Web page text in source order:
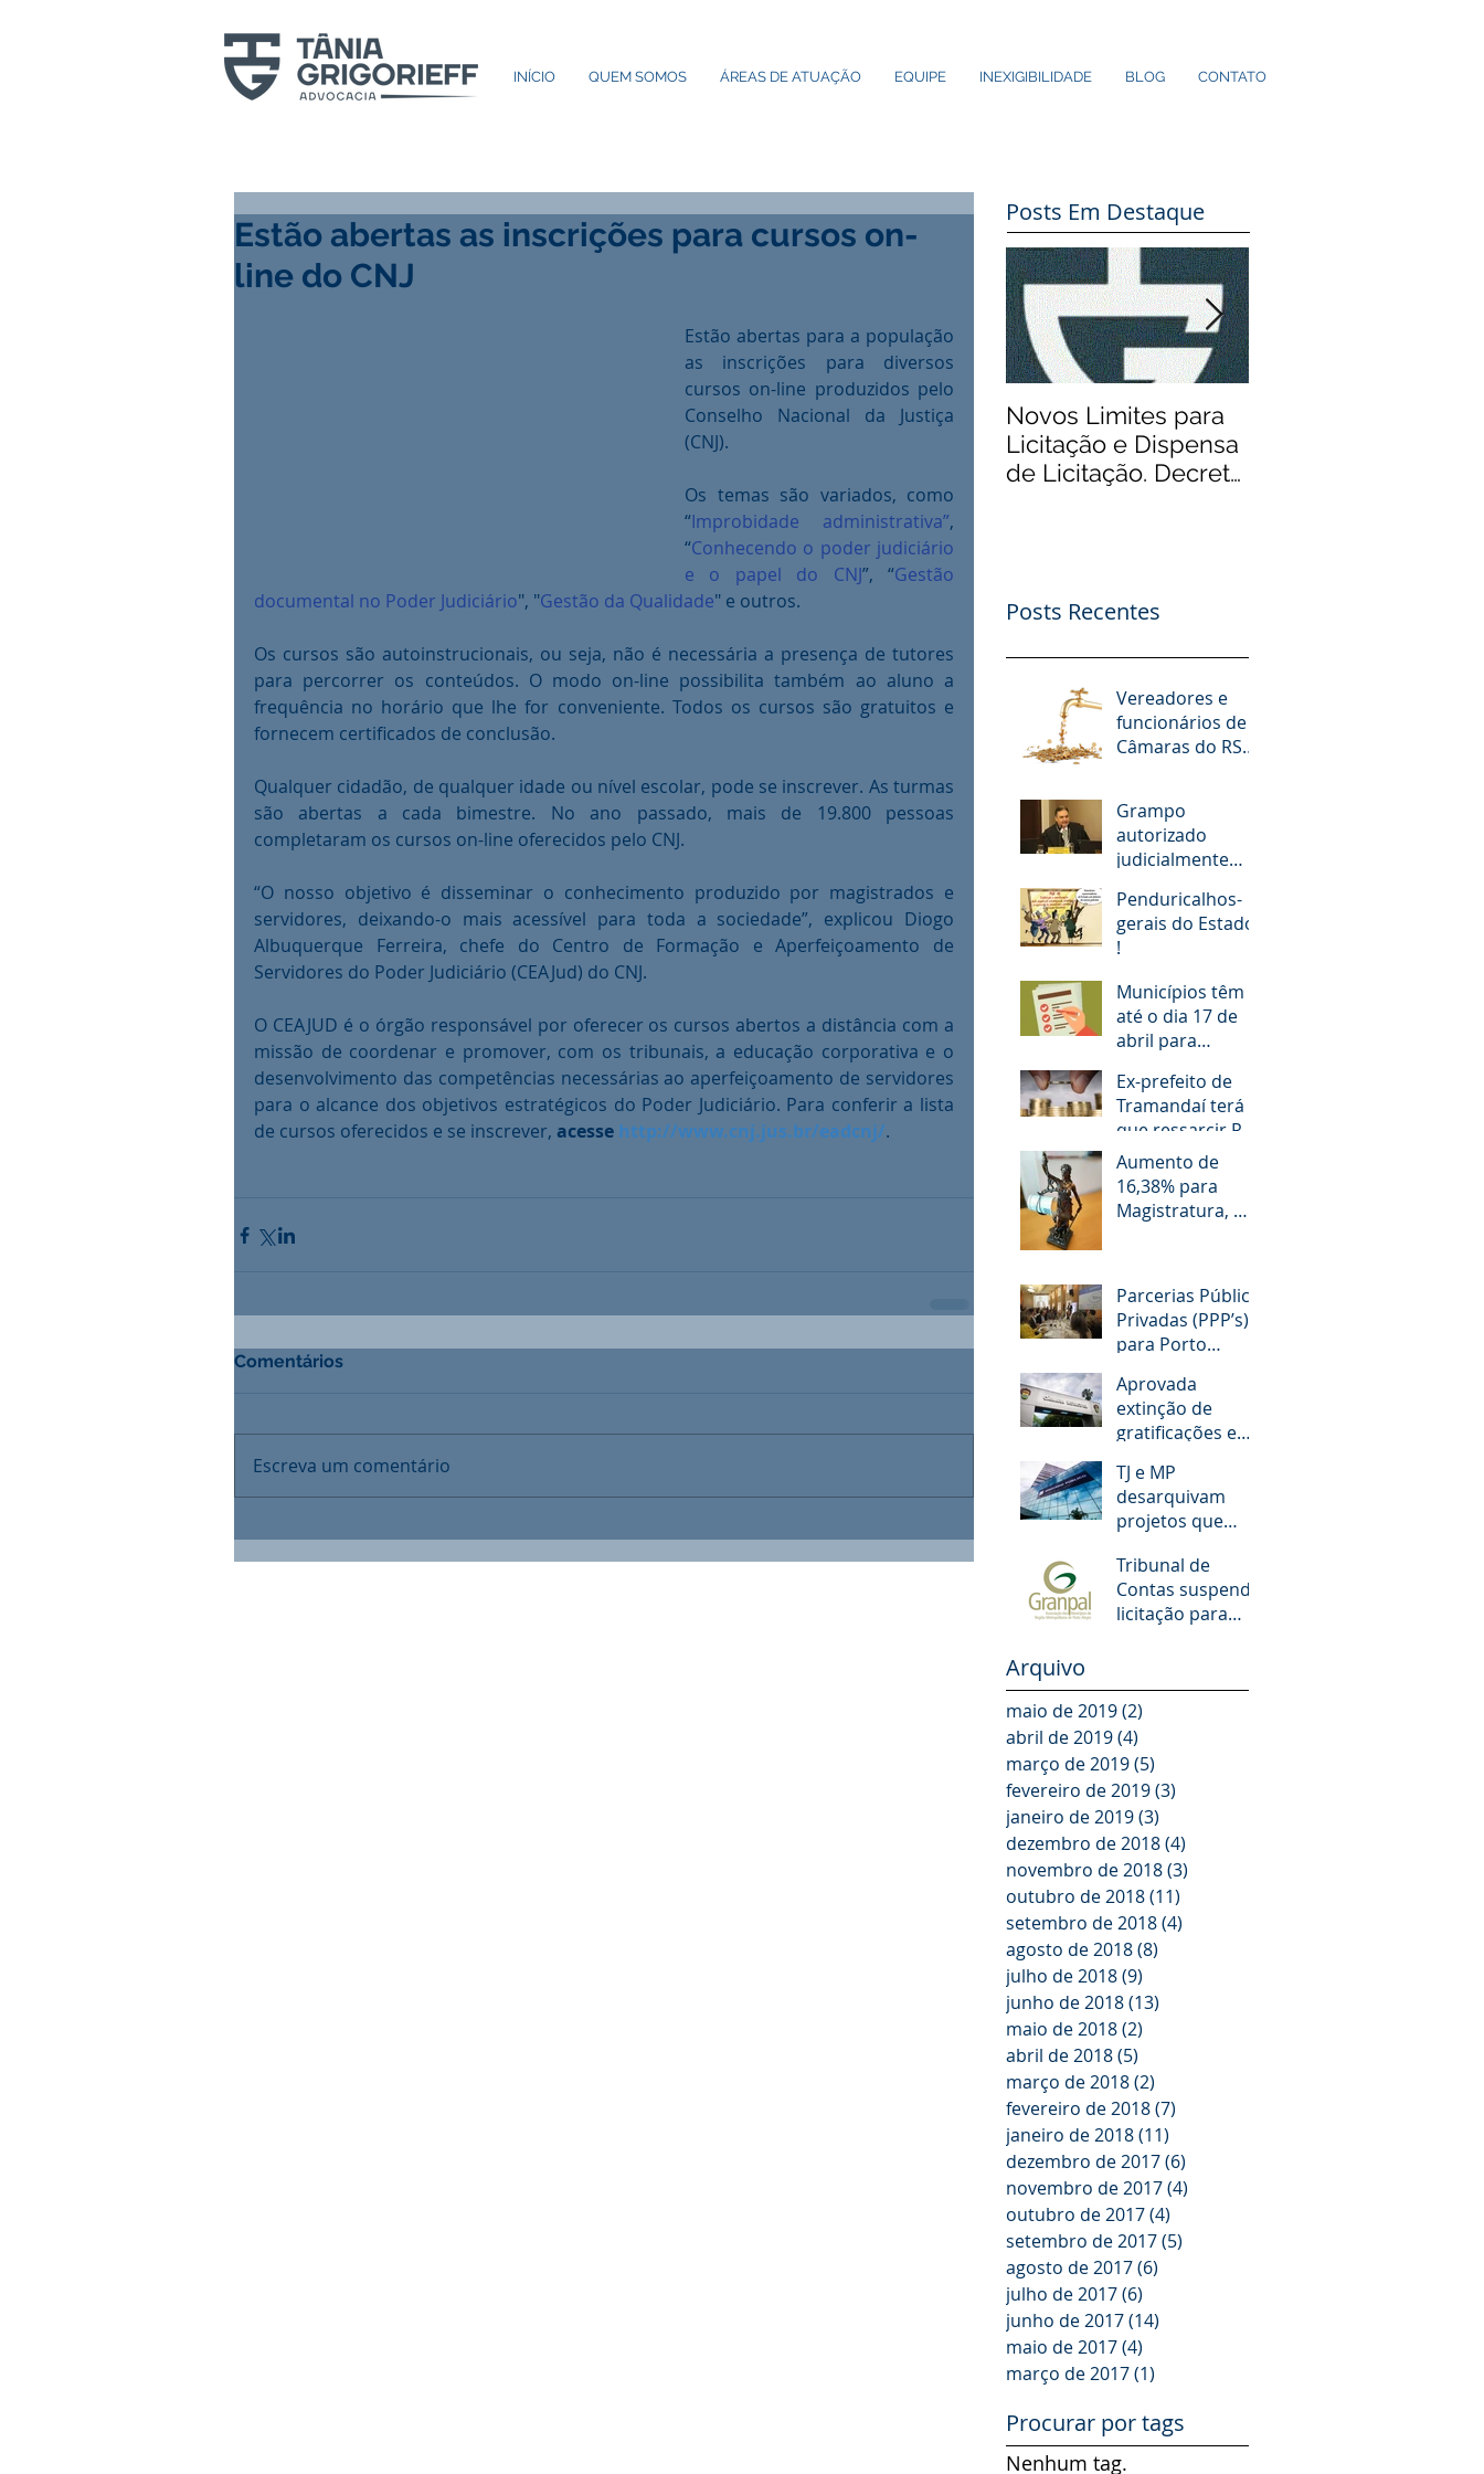
INÍCIO QUEM SOMOS ÁREAS DE ATUAÇÃO EQUIPE INEXIGIBILIDADE BLOG CONTATO
Estão abertas as inscrições para cursos on-
line do CNJ
Estão abertas para a população
as inscrições para diversos
cursos on-line produzidos pelo
Conselho Nacional da Justiça
(CNJ).
Os temas são variados, como
“Improbidade administrativa”,
“Conhecendo o poder judiciário
e o papel do CNJ”, “Gestão
documental no Poder Judiciário", "Gestão da Qualidade" e outros.
Os cursos são autoinstrucionais, ou seja, não é necessária a presença de tutores
para percorrer os conteúdos. O modo on-line possibilita também ao aluno a
frequência no horário que lhe for conveniente. Todos os cursos são gratuitos e
fornecem certificados de conclusão.
Qualquer cidadão, de qualquer idade ou nível escolar, pode se inscrever. As turmas
são abertas a cada bimestre. No ano passado, mais de 19.800 pessoas
completaram os cursos on-line oferecidos pelo CNJ.
“O nosso objetivo é disseminar o conhecimento produzido por magistrados e
servidores, deixando-o mais acessível para toda a sociedade”, explicou Diogo
Albuquerque Ferreira, chefe do Centro de Formação e Aperfeiçoamento de
Servidores do Poder Judiciário (CEAJud) do CNJ.
O CEAJUD é o órgão responsável por oferecer os cursos abertos a distância com a
missão de coordenar e promover, com os tribunais, a educação corporativa e o
desenvolvimento das competências necessárias ao aperfeiçoamento de servidores
para o alcance dos objetivos estratégicos do Poder Judiciário. Para conferir a lista
de cursos oferecidos e se inscrever, acesse http://www.cnj.jus.br/eadcnj/.
Comentários
Escreva um comentário
Posts Em Destaque
Novos Limites para
Licitação e Dispensa
de Licitação. Decreto
Posts Recentes
Vereadores e
funcionários de
Câmaras do RS
diárias; veja
situação de cada
Grampo
autorizado
judicialmente
desembargador
pedindo “vaga
fantasma” para
esposa, filho e so
Penduricalhos-
gerais do Estado
!
Municípios têm
até o dia 17 de
abril para
questionário
Ex-prefeito de
Tramandaí terá
que ressarcir R$
1,2 milhão aos
cofres públicos
Aumento de
16,38% para
Magistratura, MP,
questionado
Parcerias Público
Privadas (PPP’s)
para Porto
Aprovada
extinção de
gratificações e
servidores
municipais de
POA. O que
muda!
TJ e MP
desarquivam
projetos que
salários de juízes
e promotores
Tribunal de
Contas suspende
licitação para
GRANPAL
Arquivo
maio de 2019(2)
abril de 2019(4)
março de 2019(5)
fevereiro de 2019(3)
janeiro de 2019(3)
dezembro de 2018(4)
novembro de 2018(3)
outubro de 2018(11)
setembro de 2018(4)
agosto de 2018(8)
julho de 2018(9)
junho de 2018(13)
maio de 2018(2)
abril de 2018(5)
março de 2018(2)
fevereiro de 2018(7)
janeiro de 2018(11)
dezembro de 2017(6)
novembro de 2017(4)
outubro de 2017(4)
setembro de 2017(5)
agosto de 2017(6)
julho de 2017(6)
junho de 2017(14)
maio de 2017(4)
março de 2017(1)
Procurar por tags
Nenhum tag.